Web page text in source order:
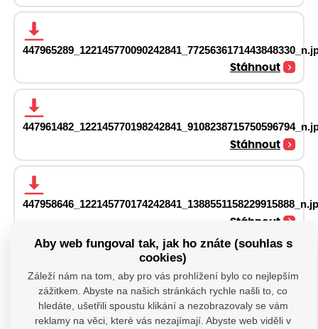
Stáhnout
Stáhnout
Stáhnout
Aby web fungoval tak, jak ho znáte (souhlas s
cookies)
Záleží nám na tom, aby pro vás prohlížení bylo co nejlepším
zážitkem. Abyste na našich stránkách rychle našli to, co
hledáte, ušetřili spoustu klikání a nezobrazovaly se vám
reklamy na věci, které vás nezajímají. Abyste web viděli v